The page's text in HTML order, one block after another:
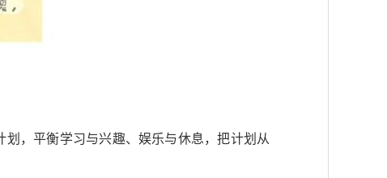
，平衡学习与兴趣、娱乐与休息，把计划从